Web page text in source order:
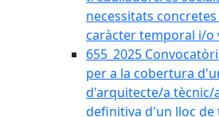
necessitats
caràcter temporal i/o
655_2025
per a la cobertura
d'arquitecte/a tècnic/
definitiva d'un lloc